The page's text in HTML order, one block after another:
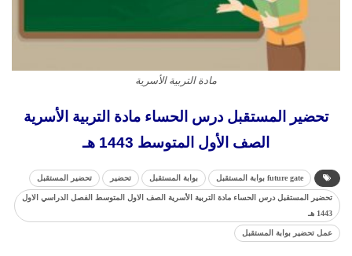
مادة التربية الأسرية
تحضير المستقبل درس الحساء مادة التربية الأسرية
الصف الأول المتوسط 1443 هـ
future gate بوابة المستقبل بوابة المستقبل تحضير تحضير المستقبل
تحضير المستقبل درس الحساء مادة التربية الأسرية الصف الاول المتوسط الفصل الدراسي الاول
1443 هـ
عمل تحضير بوابة المستقبل